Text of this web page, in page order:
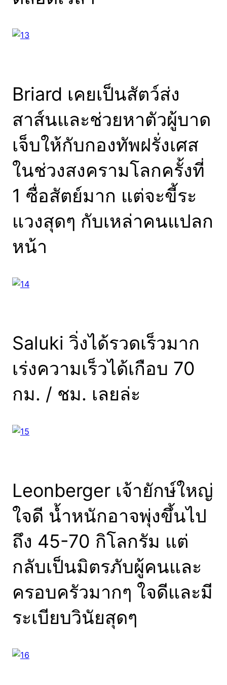
Briard เคยเป็นสัตว์ส่ง
สาส์นและช่วยหาตัวผู้บาด
เจ็บให้กับกองทัพฝรั่งเศส
ในช่วงสงครามโลกครั้งที่
1 ซื่อสัตย์มาก แต่จะขี้ระ
แวงสุดๆ กับเหล่าคนแปลก
หน้า
Saluki วิ่งได้รวดเร็วมาก
เร่งความเร็วได้เกือบ 70
กม. / ชม. เลยล่ะ
Leonberger เจ้ายักษ์ใหญ่
ใจดี น้ำหนักอาจพุ่งขึ้นไป
ถึง 45-70 กิโลกรัม แต่
กลับเป็นมิตรภับผู้คนและ
ครอบครัวมากๆ ใจดีและมี
ระเบียบวินัยสุดๆ